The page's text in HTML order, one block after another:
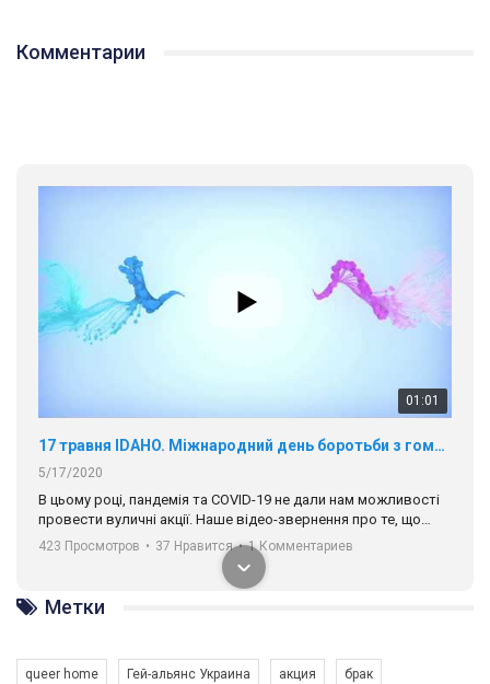
Комментарии
5/17/2020
В цьому році, пандемія та COVІD-19 не дали нам можливості
провести вуличні акції. Наше відео-звернення про те, що
солідарності, приєднатися до нас. Регіональні підрозділи
ГАУ є в 16 областях України.
Разом наш голос лунає гучніше!
Метки
queer home Гей-альянс Украина акция брак